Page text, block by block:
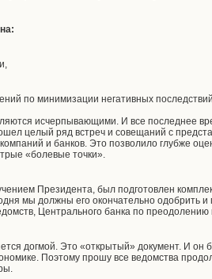
по минимизации негативных
исчерпывающими. И все последнее
целый ряд встреч и совещаний с
и банков. Это позволило глубже
«болевые точки».
Президента, был подготовлен
мы должны его окончательно одобрить
Центрального банка по
догмой. Это «открытый» документ. И
Поэтому прошу все ведомства